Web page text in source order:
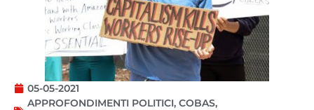
05-05-2021
APPROFONDIMENTI POLITICI, COBAS,